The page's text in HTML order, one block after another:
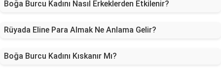
Boğa Burcu Kadını Nasıl Erkeklerden Etkilenir?
Rüyada Eline Para Almak Ne Anlama Gelir?
Boğa Burcu Kadını Kıskanır Mı?